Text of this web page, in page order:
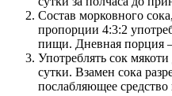
Состав морковного
пропорции 4:3:2
пищи. Дневная порция
Употреблять сок
сутки. Взамен сока
послабляющее средство